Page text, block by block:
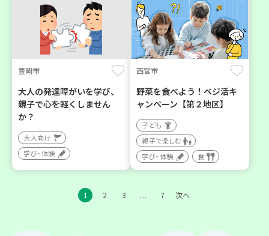
豊岡市
大人の発達障がいを学び、
親子で心を軽くしません
か？
大人向け
学び・体験
西宮市
野菜を食べよう！ベジ活キ
ャンペーン【第２地区】
子ども
親子で楽しむ
学び・体験
食
1 2 3 … 7 次へ